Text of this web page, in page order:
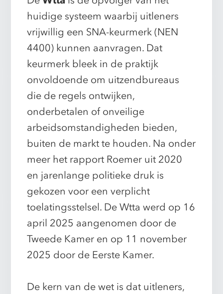
huidige systeem waarbij uitleners
vrijwillig een SNA-keurmerk (NEN
4400) kunnen aanvragen. Dat
keurmerk bleek in de praktijk
onvoldoende om uitzendbureaus
die de regels ontwijken,
onderbetalen of onveilige
arbeidsomstandigheden bieden,
buiten de markt te houden. Na onder
meer het rapport Roemer uit 2020
en jarenlange politieke druk is
gekozen voor een verplicht
toelatingsstelsel. De Wtta werd op 16
april 2025 aangenomen door de
Tweede Kamer en op 11 november
2025 door de Eerste Kamer.
De kern van de wet is dat uitleners,